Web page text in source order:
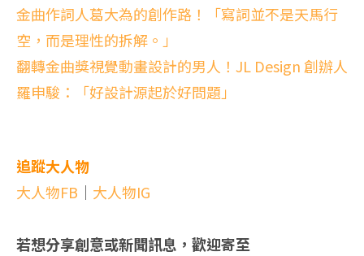
金曲作詞人葛大為的創作路！「寫詞並不是天馬行
空，而是理性的拆解。」
翻轉金曲獎視覺動畫設計的男人！JL Design 創辦人
羅申駿：「好設計源起於好問題」
追蹤大人物
大人物FB ｜ 大人物IG
若想分享創意或新聞訊息，歡迎寄至